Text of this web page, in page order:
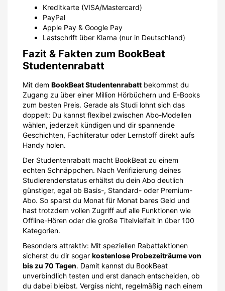
Kreditkarte (VISA/Mastercard)
PayPal
Apple Pay & Google Pay
Lastschrift über Klarna (nur in Deutschland)
Fazit & Fakten zum BookBeat
Studentenrabatt
Mit dem BookBeat Studentenrabatt bekommst du
Zugang zu über einer Million Hörbüchern und E-Books
zum besten Preis. Gerade als Studi lohnt sich das
doppelt: Du kannst flexibel zwischen Abo-Modellen
wählen, jederzeit kündigen und dir spannende
Geschichten, Fachliteratur oder Lernstoff direkt aufs
Handy holen.
Der Studentenrabatt macht BookBeat zu einem
echten Schnäppchen. Nach Verifizierung deines
Studierendenstatus erhältst du dein Abo deutlich
günstiger, egal ob Basis-, Standard- oder Premium-
Abo. So sparst du Monat für Monat bares Geld und
hast trotzdem vollen Zugriff auf alle Funktionen wie
Offline-Hören oder die große Titelvielfalt in über 100
Kategorien.
Besonders attraktiv: Mit speziellen Rabattaktionen
sicherst du dir sogar kostenlose Probezeiträume von
bis zu 70 Tagen. Damit kannst du BookBeat
unverbindlich testen und erst danach entscheiden, ob
du dabei bleibst. Vergiss nicht, regelmäßig nach einem